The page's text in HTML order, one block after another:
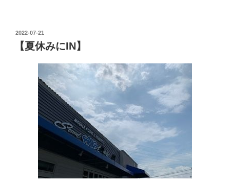
投
稿
日:
2022-07-21
【夏休みにIN】